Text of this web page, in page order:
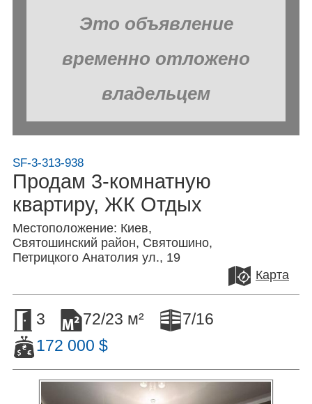
Это объявление
временно отложено
владельцем
SF-3-313-938
Продам 3-комнатную
квартиру, ЖК Отдых
Местоположение: Киев,
Святошинский район, Святошино,
Петрицкого Анатолия ул., 19
Карта
3 72/23 м²
7/16
172 000 $